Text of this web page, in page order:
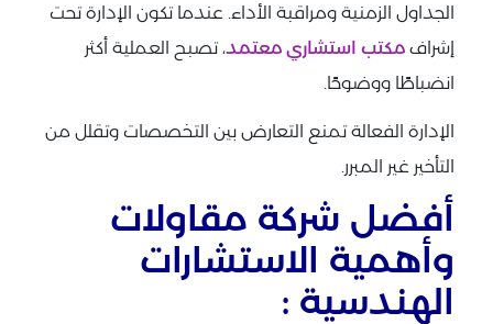
الجداول الزمنية ومراقبة الأداء. عندما تكون الإدارة تحت
إشراف مكتب استشاري معتمد، تصبح العملية أكثر
انضباطًا ووضوحًا.
الإدارة الفعالة تمنع التعارض بين التخصصات وتقلل من
التأخير غير المبرر.
أفضل شركة مقاولات
وأهمية الاستشارات
الهندسية :